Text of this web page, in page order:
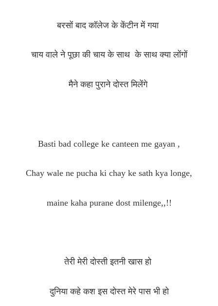
बरसों बाद कॉलेज के केंटीन में गया
चाय वाले ने पूछा की चाय के साथ के साथ क्या लोंगों
मैने कहा पुराने दोस्त मिलेंगे
Basti bad college ke canteen me gayan ,
Chay wale ne pucha ki chay ke sath kya longe,
maine kaha purane dost milenge,,!!
तेरी मेरी दोस्ती इतनी खास हो
दुनिया कहे कश इस दोस्त मेरे पास भी हो